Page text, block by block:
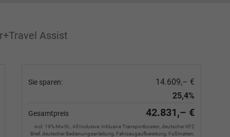
Assist
Sie sparen:
14.609,– €
25,4%
Gesamtpreis 42.831,– €
incl. 19% MwSt., All Inclusive: Inklusive Transportkosten, deutscher KFZ
Brief, deutscher Bedienungsanleitung, Fahrzeugaufbereitung, Fußmatten,